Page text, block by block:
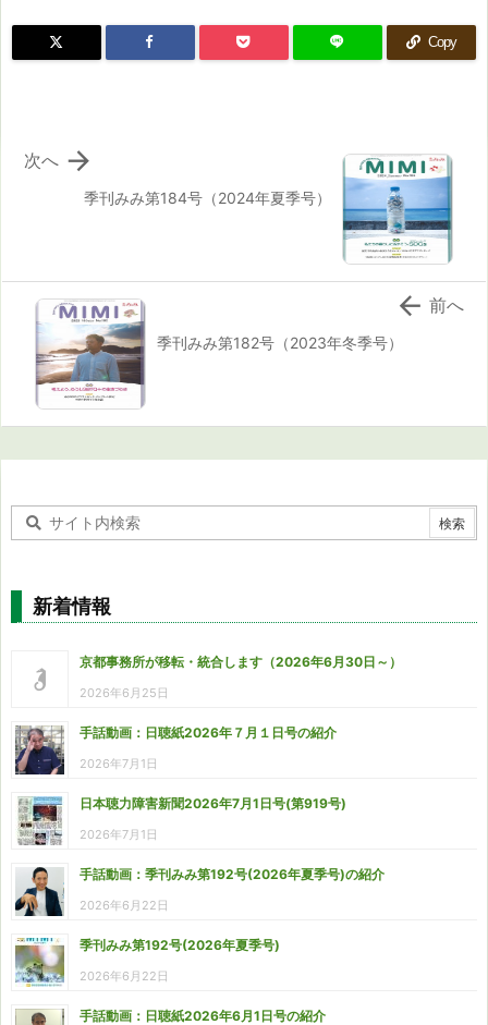
Copy
季刊みみ第184号（2024年夏季号）

次へ
季刊みみ第182号（2023年冬季号）
 前へ
新着情報
京都事務所が移転・統合します（2026年6月30日～）
2026年6月25日
手話動画：日聴紙2026年７月１日号の紹介
2026年7月1日
日本聴力障害新聞2026年7月1日号(第919号)
2026年7月1日
手話動画：季刊みみ第192号(2026年夏季号)の紹介
2026年6月22日
季刊みみ第192号(2026年夏季号)
2026年6月22日
手話動画：日聴紙2026年6月1日号の紹介